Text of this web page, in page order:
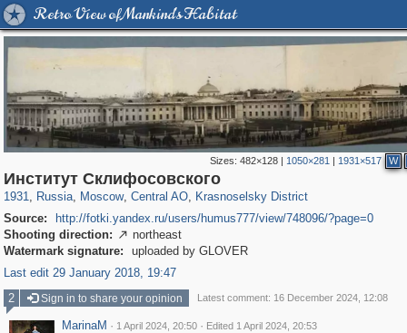
Retro View of Mankind's Habitat
Sizes:482×128 | 1050×281 | 1931×517 W
Институт Склифосовского
1931, Russia
1,406,849 29,243
, Moscow
319,861 8,286
, Central AO
160,009 5,916
, Krasnoselsky District
6,976
Source:
http://fotki.yandex.ru/users/humus777/view/748096/?page=0
Shooting direction:  northeast
Watermark signature:
uploaded by GLOVER
Last edit 29 January 2018, 19:47
2
Sign in to share your opinion Latest comment: 16 December 2024, 12:08
MarinaM · 1 April 2024, 20:50 · Edited 1 April 2024, 20:53